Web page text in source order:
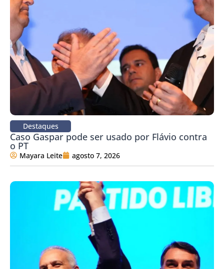
Destaques
Caso Gaspar pode ser usado por Flávio contra
o PT
Mayara Leite agosto 7, 2026